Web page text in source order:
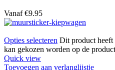
Vanaf €9.95
Opties selecteren Dit product heeft
kan gekozen worden op de
Quick view
Toevoegen aan verlanglijstje